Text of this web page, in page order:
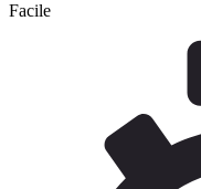
Facile